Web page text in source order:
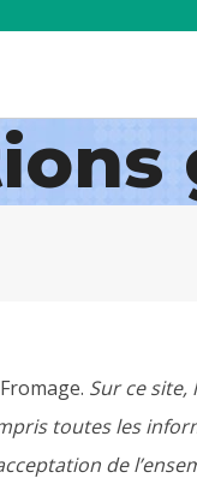
Sur ce site,
toutes les
de